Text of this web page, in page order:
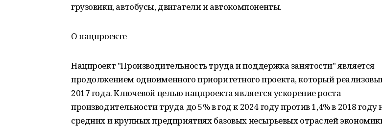
грузовики, автобусы, двигатели и автокомпоненты.
О нацпроекте
Нацпроект "Производительность труда и поддержка занятости" является
продолжением одноименного приоритетного проекта, который
2017 года. Ключевой целью нацпроекта является ускорение роста
производительности труда до 5% в год к 2024 году против 1,4% в 2018 году
средних и крупных предприятиях базовых несырьевых отраслей